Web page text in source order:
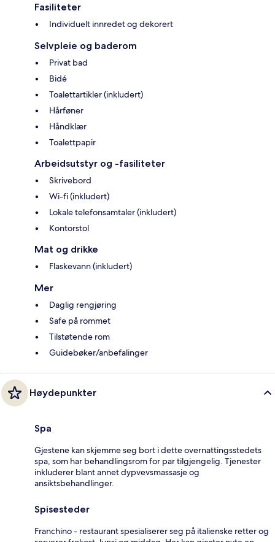
Fasiliteter
Individuelt innredet og dekorert
Selvpleie og baderom
Privat bad
Bidé
Toalettartikler (inkludert)
Hårføner
Håndklær
Toalettpapir
Arbeidsutstyr og -fasiliteter
Skrivebord
Wi-fi (inkludert)
Lokale telefonsamtaler (inkludert)
Kontorstol
Mat og drikke
Flaskevann (inkludert)
Mer
Daglig rengjøring
Safe på rommet
Tilstøtende rom
Guidebøker/anbefalinger
Høydepunkter
Spa
Gjestene kan skjemme seg bort i dette overnattingsstedets
spa, som har behandlingsrom for par tilgjengelig. Tjenester
inkluderer blant annet dypvevsmassasje og
ansiktsbehandlinger.
Spisesteder
Franchino - restaurant spesialiserer seg på italienske retter og